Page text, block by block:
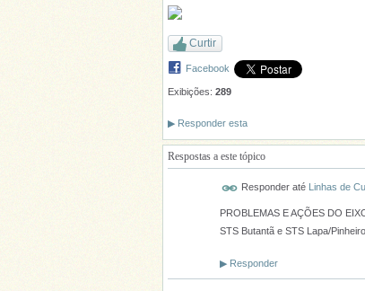
Curtir
Facebook
Exibições: 289
▶ Responder esta
Respostas a este tópico
Responder até Linhas de
PROBLEMAS E AÇÕES DO
STS Butantã e STS Lapa/
▶ Responder